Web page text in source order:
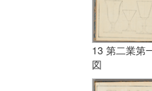
13 第二業第
図